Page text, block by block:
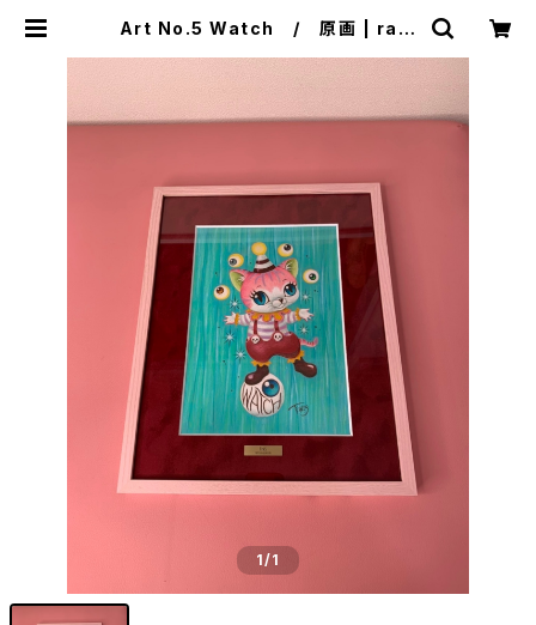
Art No.5 Watch / 原画 | ram
1/1